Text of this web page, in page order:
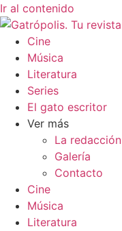
Ir al contenido
Cine
Música
Literatura
Series
El gato escritor
Ver más
La redacción
Galería
Contacto
Cine
Música
Literatura